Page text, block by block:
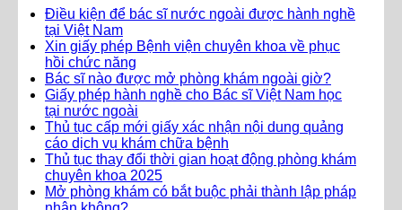
Điều kiện để bác sĩ nước ngoài được hành nghề
tại Việt Nam
Xin giấy phép Bệnh viện chuyên khoa về phục
hồi chức năng
Bác sĩ nào được mở phòng khám ngoài giờ?
Giấy phép hành nghề cho Bác sĩ Việt Nam học
tại nước ngoài
Thủ tục cấp mới giấy xác nhận nội dung quảng
cáo dịch vụ khám chữa bệnh
Thủ tục thay đổi thời gian hoạt động phòng khám
chuyên khoa 2025
Mở phòng khám có bắt buộc phải thành lập pháp